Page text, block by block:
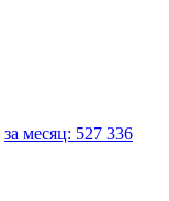
за месяц: 527 336